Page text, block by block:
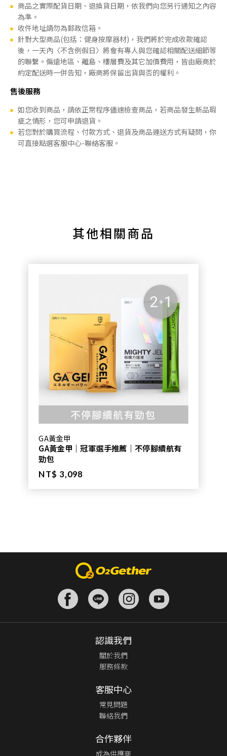
商品之實際配貨日期、退換貨日期，依我們向您另行通知之內容
為準。
收件地址請勿為郵政信箱。
針對大型商品(包括：健身按摩器材)，我們將於完成收款確認
後，一天內〈不含例假日〉將會有專人與您確認相關配送細節等
的聯繫。偏遠地區、離島、樓層費及其它加價費用，皆由廠商於
約定配送時一併告知，廠商將保留出貨與否的權利。
售後服務
如您收到商品，請依正常程序儘速檢查商品，若商品發生新品瑕
疵之情形，您可申請退貨。
若您對於購買流程、付款方式、退貨及商品運送方式有疑問，你
可直接點選客服中心-聯絡客服。
其他相關商品
GA黃金甲
GA黃金甲｜冠軍選手推薦｜不停腳續航有
勁包
NT$ 3,098
認識我們
關於我們
服務條款
客服中心
常見問題
聯絡我們
合作夥伴
成為供應商